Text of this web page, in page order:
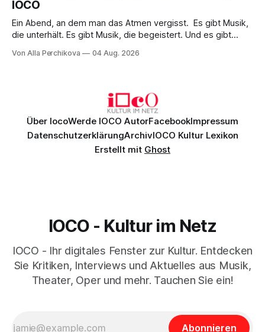
IOCO
Ein Abend, an dem man das Atmen vergisst. Es gibt Musik,
die unterhält. Es gibt Musik, die begeistert. Und es gibt
Genau so war der Abend im Kurhaus Wiesbaden, an dem
Von Alla Perchikova 04 Aug. 2026
Über IocoWerde IOCO AutorFacebookImpressum
DatenschutzerklärungArchivIOCO Kultur Lexikon
Erstellt mit Ghost
IOCO - Kultur im Netz
IOCO - Ihr digitales Fenster zur Kultur. Entdecken
Sie Kritiken, Interviews und Aktuelles aus Musik,
Theater, Oper und mehr. Tauchen Sie ein!
Abonnieren